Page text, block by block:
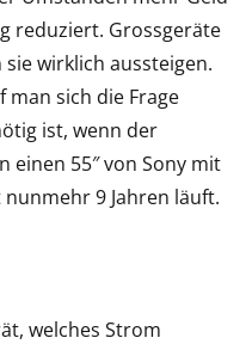
reduziert. Grossgeräte
wirklich aussteigen.
man sich die Frage
ist, wenn der
einen 55″ von Sony mit
9 Jahren läuft.
welches Strom